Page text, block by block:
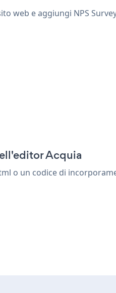
web e aggiungi NPS
Acquia
o un codice di